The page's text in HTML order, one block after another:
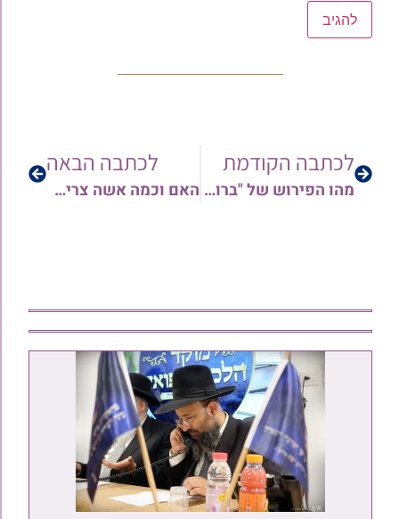
לכתבה הקודמת
מהו הפירוש של "ברוך שם כבוד מלכותו לעולם ועד"? תשובת הגאון רבי רון אל אהרן שליט"א
לכתבה הבאה
האם וכמה אשה צריכה להתפלל? מאת הגאון רבי איתמר הלוי מחפוד שליט"א